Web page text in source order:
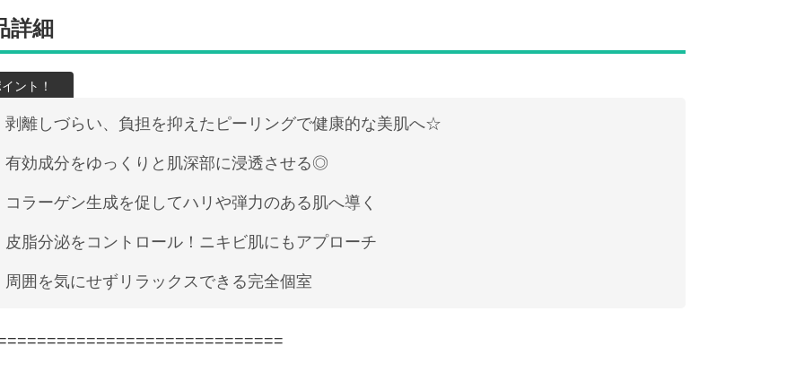
詳細
剥離しづらい、負担を抑えたピーリングで健康的な美肌へ☆
有効成分をゆっくりと肌深部に浸透させる◎
コラーゲン生成を促してハリや弾力のある肌へ導く
皮脂分泌をコントロール！ニキビ肌にもアプローチ
周囲を気にせずリラックスできる完全個室